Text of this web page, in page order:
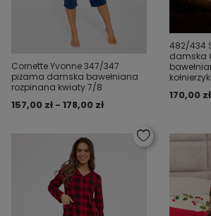
Cornette Yvonne 347/347
piżama damska bawełniana
rozpinana kwiaty 7/8
157,00 zł - 178,00 zł
482/434
damska
170,00